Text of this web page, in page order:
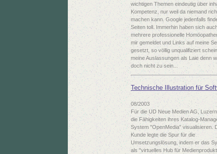
wichtigen Themen eindeutig über
Kompetenz, nur weil da niemand
machen kann. Google jedenfalls
Seiten toll. Immerhin haben sich
mehrere professionelle
mir gemeldet und Links auf meine
gesetzt, so völlig unqualifiziert
meine Auslassungen als Laie denn
doch nicht zu sein...
Technische Illustration für
08/2003
Für die UD Neue Medien AG,
die Fähigkeiten ihres Katalog-
System "OpenMedia" visualisieren.
Kunde legte die Spur für die
Umsetzungslösung, indem er das
als "virtuelles Hub für